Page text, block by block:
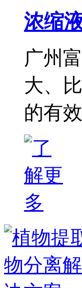
浓缩
广州
大、
的有